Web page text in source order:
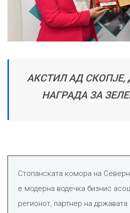
АКСТИЛ АД
НАГРАДА ЗА
Стопанската комора на
е модерна водечка бизнис
регионот, партнер на